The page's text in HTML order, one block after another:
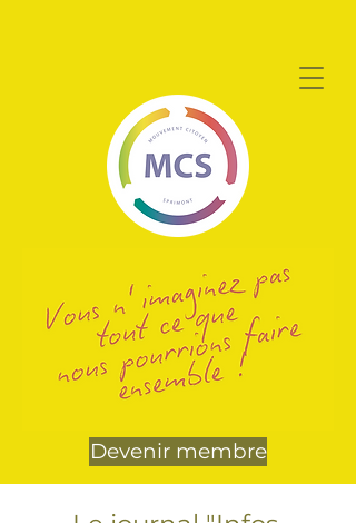
Devenir membre